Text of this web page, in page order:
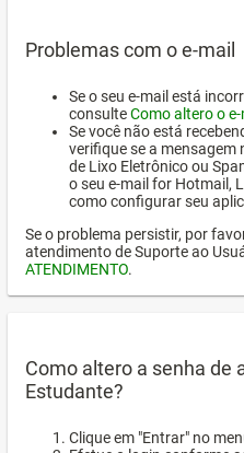
Problemas com o e-mail
Se o seu e-mail está
consulteComo altero o e-
Se você não está
verifique se a mensagem
de Lixo Eletrônico ou
o seu e-mail for Hotmail,
como configurar seu
Se o problema persistir, por
atendimento de Suporte ao
ATENDIMENTO.
Como altero a senha de
Estudante?
Clique em "Entrar" no